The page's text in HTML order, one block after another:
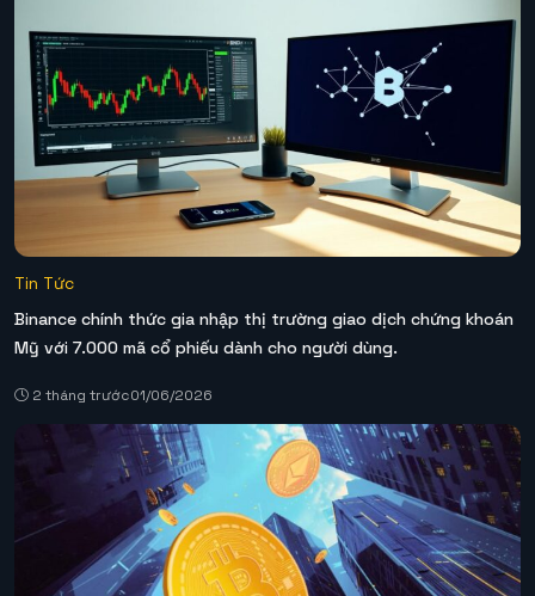
Tin Tức
Binance chính thức gia nhập thị trường giao dịch chứng khoán
Mỹ với 7.000 mã cổ phiếu dành cho người dùng.
2 tháng trước01/06/2026